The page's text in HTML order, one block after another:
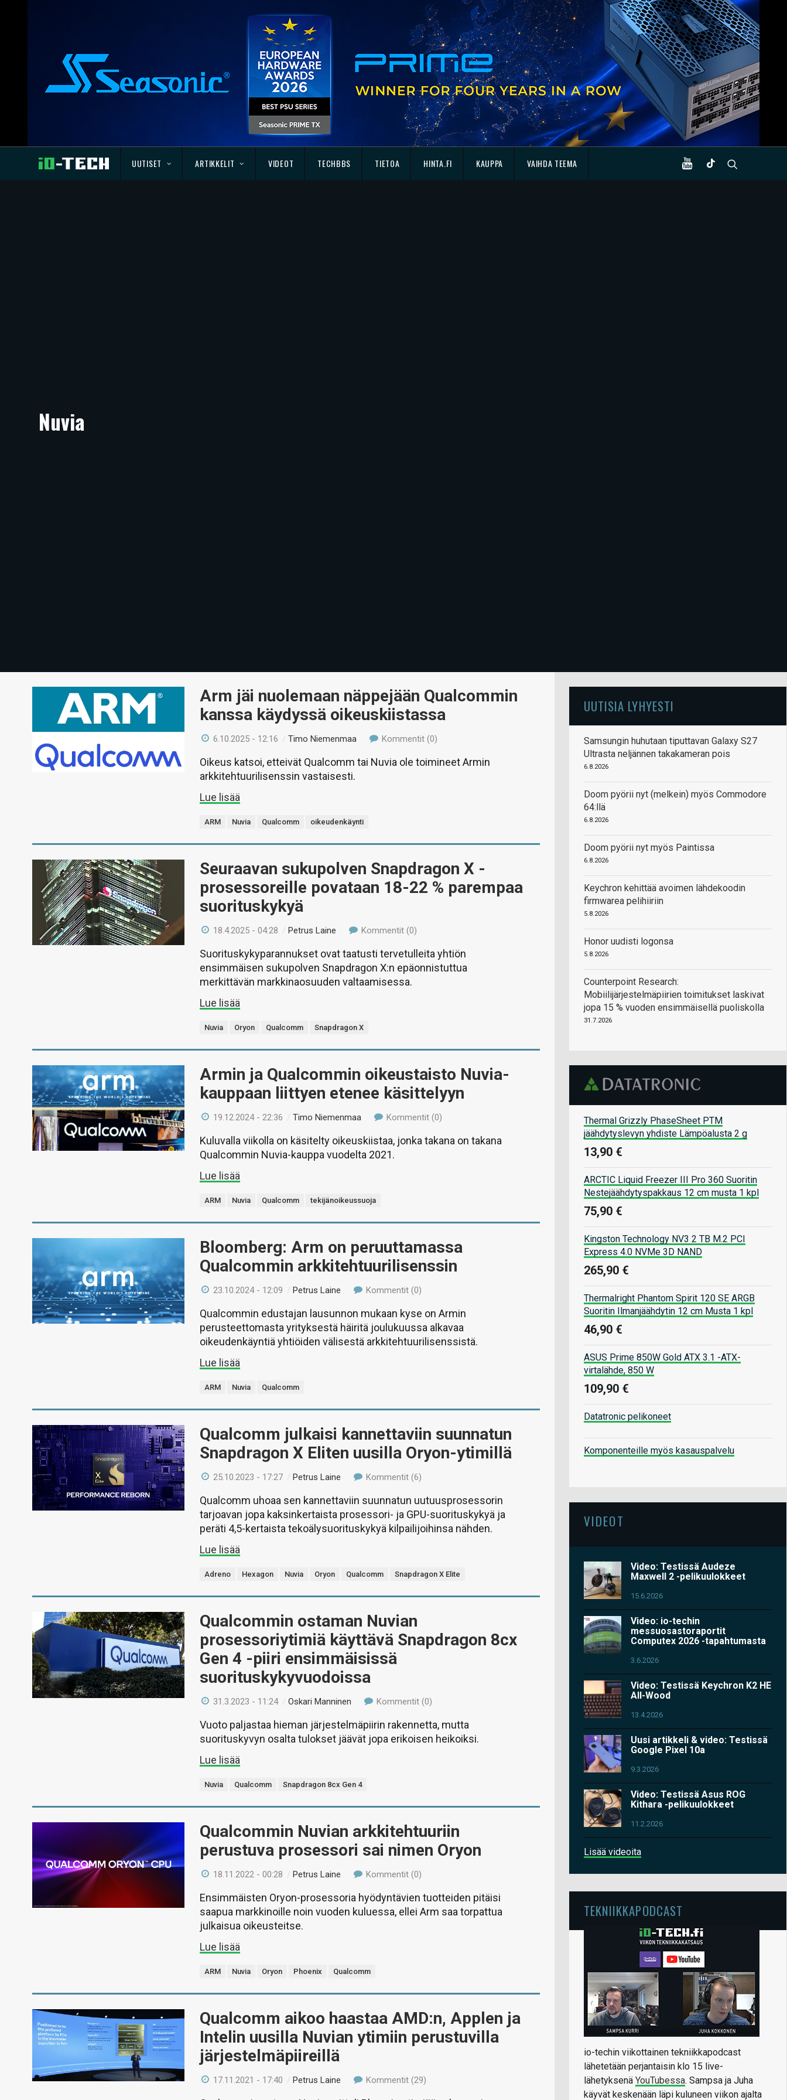
UUTISET ARTIKKELIT VIDEOT TECHBBS TIETOA HINTA.FI KAUPPA VAIHDA TEEMA
Nuvia
Arm jäi nuolemaan näppejään Qualcommin
kanssa käydyssä oikeuskiistassa
6.10.2025 - 12:16 /Timo Niemenmaa Kommentit (0)
Oikeus katsoi, etteivät Qualcomm tai Nuvia ole toimineet Armin
arkkitehtuurilisenssin vastaisesti.
Lue lisää
ARM Nuvia Qualcomm oikeudenkäynti
Seuraavan sukupolven Snapdragon X -
prosessoreille povataan 18-22 % parempaa
suorituskykyä
18.4.2025 - 04:28 /Petrus Laine Kommentit (0)
Suorituskykyparannukset ovat taatusti tervetulleita yhtiön
ensimmäisen sukupolven Snapdragon X:n epäonnistuttua
merkittävän markkinaosuuden valtaamisessa.
Lue lisää
Nuvia Oryon Qualcomm Snapdragon X
Armin ja Qualcommin oikeustaisto Nuvia-
kauppaan liittyen etenee käsittelyyn
19.12.2024 - 22:36 /Timo Niemenmaa Kommentit (0)
Kuluvalla viikolla on käsitelty oikeuskiistaa, jonka takana on takana
Qualcommin Nuvia-kauppa vuodelta 2021.
Lue lisää
ARM Nuvia Qualcomm tekijänoikeussuoja
Bloomberg: Arm on peruuttamassa
Qualcommin arkkitehtuurilisenssin
23.10.2024 - 12:09 /Petrus Laine Kommentit (0)
Qualcommin edustajan lausunnon mukaan kyse on Armin
perusteettomasta yrityksestä häiritä joulukuussa alkavaa
oikeudenkäyntiä yhtiöiden välisestä arkkitehtuurilisenssistä.
Lue lisää
ARM Nuvia Qualcomm
Qualcomm julkaisi kannettaviin suunnatun
Snapdragon X Eliten uusilla Oryon-ytimillä
25.10.2023 - 17:27 /Petrus Laine Kommentit (6)
Qualcomm uhoaa sen kannettaviin suunnatun uutuusprosessorin
tarjoavan jopa kaksinkertaista prosessori- ja GPU-suorituskykyä ja
peräti 4,5-kertaista tekoälysuorituskykyä kilpailijoihinsa nähden.
Lue lisää
Adreno Hexagon Nuvia Oryon Qualcomm Snapdragon X Elite
Qualcommin ostaman Nuvian
prosessoriytimiä käyttävä Snapdragon 8cx
Gen 4 -piiri ensimmäisissä
suorituskykyvuodoissa
31.3.2023 - 11:24 /Oskari Manninen Kommentit (0)
Vuoto paljastaa hieman järjestelmäpiirin rakennetta, mutta
suorituskyvyn osalta tulokset jäävät jopa erikoisen heikoiksi.
Lue lisää
Nuvia Qualcomm Snapdragon 8cx Gen 4
Qualcommin Nuvian arkkitehtuuriin
perustuva prosessori sai nimen Oryon
18.11.2022 - 00:28 /Petrus Laine Kommentit (0)
Ensimmäisten Oryon-prosessoria hyödyntävien tuotteiden pitäisi
saapua markkinoille noin vuoden kuluessa, ellei Arm saa torpattua
julkaisua oikeusteitse.
Lue lisää
ARM Nuvia Oryon Phoenix Qualcomm
Qualcomm aikoo haastaa AMD:n, Applen ja
Intelin uusilla Nuvian ytimiin perustuvilla
järjestelmäpiireillä
17.11.2021 - 17:40 /Petrus Laine Kommentit (29)
UUTISIA LYHYESTI
Samsungin huhutaan tiputtavan Galaxy S27
Ultrasta neljännen takakameran pois
6.8.2026
Doom pyörii nyt (melkein) myös Commodore
64:llä
6.8.2026
Doom pyörii nyt myös Paintissa
6.8.2026
Keychron kehittää avoimen lähdekoodin
firmwarea pelihiiriin
5.8.2026
Honor uudisti logonsa
5.8.2026
Counterpoint Research:
Mobiilijärjestelmäpiirien toimitukset laskivat
jopa 15 % vuoden ensimmäisellä puoliskolla
31.7.2026
Thermal Grizzly PhaseSheet PTM
jäähdytyslevyn yhdiste Lämpöalusta 2 g
13,90 €
ARCTIC Liquid Freezer III Pro 360 Suoritin
Nestejäähdytyspakkaus 12 cm musta 1 kpl
75,90 €
Kingston Technology NV3 2 TB M.2 PCI
Express 4.0 NVMe 3D NAND
265,90 €
Thermalright Phantom Spirit 120 SE ARGB
Suoritin Ilmanjäähdytin 12 cm Musta 1 kpl
46,90 €
ASUS Prime 850W Gold ATX 3.1 -ATX-
virtalähde, 850 W
109,90 €
Datatronic pelikoneet
Komponenteille myös kasauspalvelu
VIDEOT
Video: Testissä Audeze
Maxwell 2 -pelikuulokkeet
15.6.2026
Video: io-techin
messuosastoraportit
Computex 2026 -tapahtumasta
3.6.2026
Video: Testissä Keychron K2 HE
All-Wood
13.4.2026
Uusi artikkeli & video: Testissä
Google Pixel 10a
9.3.2026
Video: Testissä Asus ROG
Kithara -pelikuulokkeet
11.2.2026
Lisää videoita
TEKNIIKKAPODCAST
io-techin viikottainen tekniikkapodcast
lähetetään perjantaisin klo 15 live-
lähetyksenä YouTubessa. Sampsa ja Juha
käyvät keskenään läpi kuluneen viikon ajalta